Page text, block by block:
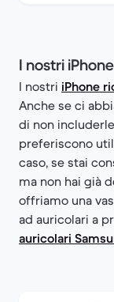
I nostri
I nostri iPhone
Anche se ci
di non
preferiscono
caso, se stai
ma non hai già
offriamo una
ad auricolari a
auricolari